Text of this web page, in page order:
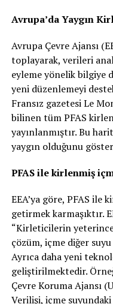
Avrupa’da Yaygın
Avrupa Çevre Ajansı
toplayarak, verileri
eyleme yönelik bilgiye
yeni düzenlemeyi
Fransız gazetesi Le
bilinen tüm PFAS
yayınlanmıştır. Bu
yaygın olduğunu
PFAS ile kirlenmiş
EEA’ya göre, PFAS ile
getirmek karmaşıktır.
“Kirleticilerin yeterince
çözüm, içme diğer
Ayrıca daha yeni
geliştirilmektedir.
Çevre Koruma Ajansı
Verilişi, içme